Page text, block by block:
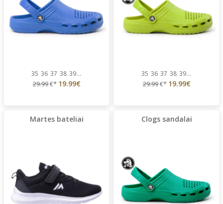
35 36 37 38 39...
29.99€* 19.99€
35 36 37 38 39...
29.99€* 19.99€
Martes bateliai Clogs sandalai